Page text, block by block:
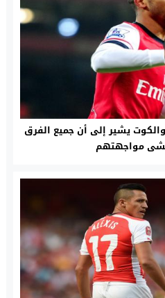
والكوت يشير إلى أن جميع الفرق
مواجهتهم